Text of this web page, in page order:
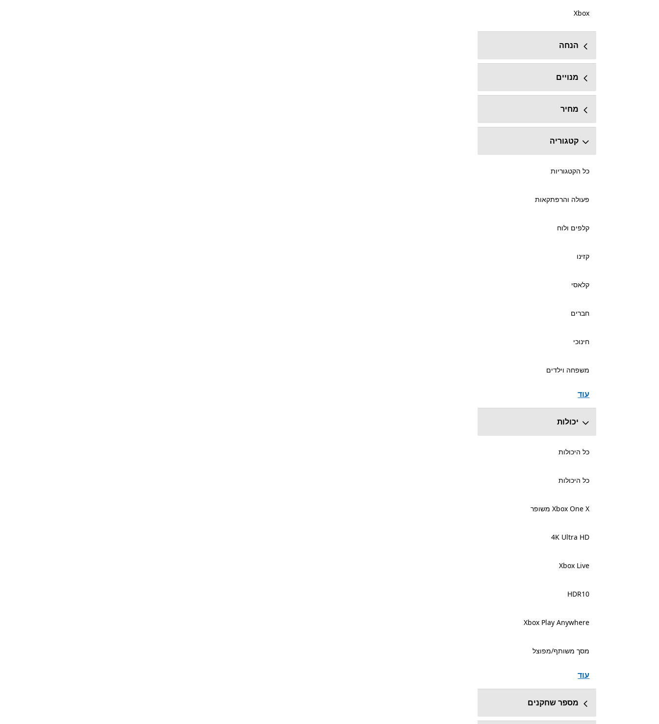
Xbox
הנחה
מנויים
מחיר
קטגוריה
כל הקטגוריות
פעולה והרפתקאות
קלפים ולוח
קזינו
קלאסי
חברים
חינוכי
משפחה וילדים
עוד
יכולות
כל היכולות
כל היכולות
Xbox One X משופר
4K Ultra HD
Xbox Live
HDR10
Xbox Play Anywhere
מסך משותף/מפוצל
עוד
מספר שחקנים